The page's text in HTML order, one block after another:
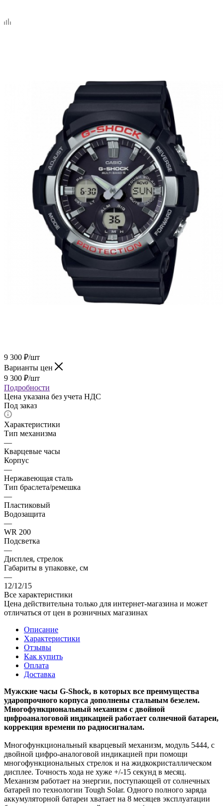
9 300 ₽/шт
Варианты цен
9 300 ₽/шт
Подробности
Цена указана без учета НДС
Под заказ
Характеристики
Тип механизма
—
Кварцевые часы
Корпус
—
Нержавеющая сталь
Тип браслета/ремешка
—
Пластиковый
Водозащита
—
WR 200
Подсветка
—
Дисплея, стрелок
Габариты в упаковке, см
—
12/12/15
Все характеристики
Цена действительна только для интернет-магазина и может
отличаться от цен в розничных магазинах
Описание
Характеристики
Отзывы
Как купить
Оплата
Доставка
Мужские часы G-Shock, в которых все преимущества
ударопрочного корпуса дополнены стальным безелем.
Многофункциональный механизм с двойной
цифроаналоговой индикацией работает солнечной батареи,
коррекция времени по радиосигналам.
Многофункциональный кварцевый механизм, модуль 5444, с
двойной цифро-аналоговой индикацией при помощи
многофункциональных стрелок и на жидкокристаллическом
дисплее. Точность хода не хуже +/-15 секунд в месяц.
Механизм работает на энергии, поступающей от солнечных
батарей по технологии Tough Solar. Одного полного заряда
аккумуляторной батареи хватает на 8 месяцев эксплуатации